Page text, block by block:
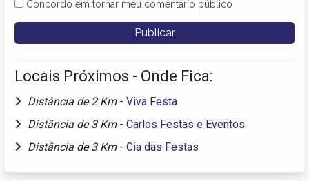
Concordo em tornar meu comentário público
Locais Próximos - Onde Fica:
Distância de 2 Km - Viva Festa
Distância de 3 Km - Carlos Festas e Eventos
Distância de 3 Km - Cia das Festas